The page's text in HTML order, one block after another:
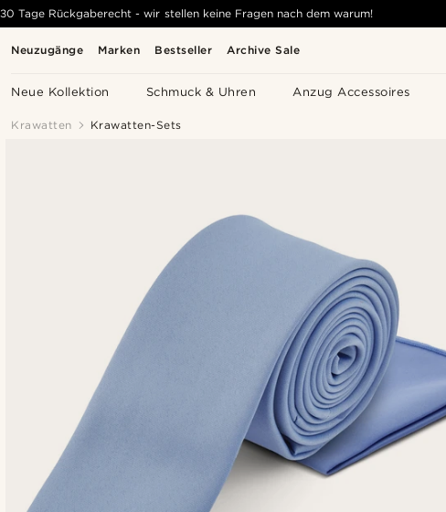
Neuzugänge Marken Bestseller Archive Sale
Neue Kollektion Schmuck & Uhren Anzug Accessoires
30 Tage Rückgaberecht - wir stellen keine Fragen nach dem warum!
Krawatten Krawatten-Sets